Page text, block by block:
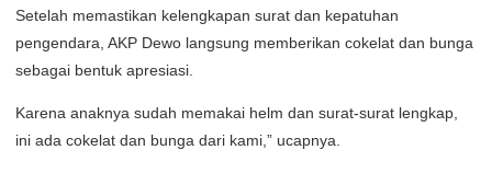
Setelah memastikan kelengkapan surat dan kepatuhan
pengendara, AKP Dewo langsung memberikan cokelat dan bunga
sebagai bentuk apresiasi.
Karena anaknya sudah memakai helm dan surat-surat lengkap,
ini ada cokelat dan bunga dari kami,” ucapnya.